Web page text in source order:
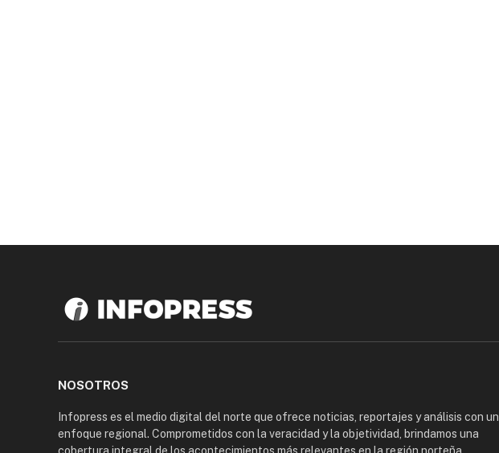
NOSOTROS
Infopress es el medio digital del norte que ofrece noticias, reportajes y análisis con un
enfoque regional. Comprometidos con la veracidad y la objetividad, brindamos una